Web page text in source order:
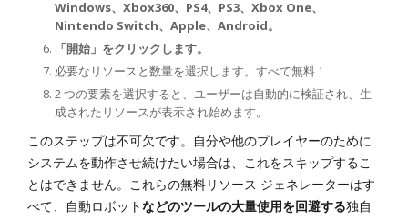
Windows、Xbox360、PS4、PS3、Xbox One、
Nintendo Switch、Apple、Android。
「開始」をクリックします。
必要なリソースと数量を選択します。すべて無料！
2 つの要素を選択すると、ユーザーは自動的に検証され、生
成されたリソースが表示され始めます。
このステップは不可欠です。自分や他のプレイヤーのために
システムを動作させ続けたい場合は、これをスキップするこ
とはできません。これらの無料リソース ジェネレーターはす
べて、自動ロボットなどのツールの大量使用を回避する独自